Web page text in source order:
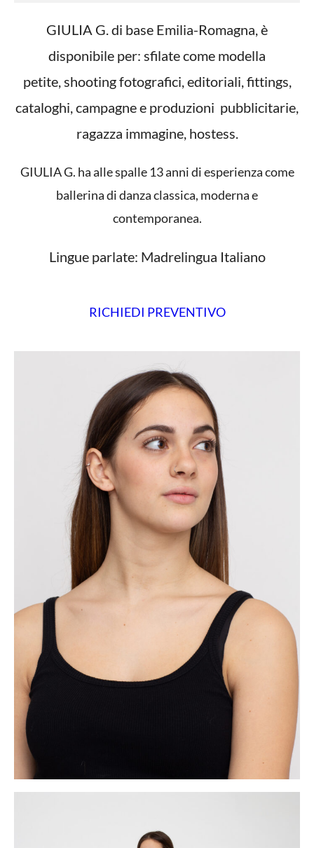
GIULIA G. di base Emilia-Romagna, è
disponibile per: sfilate come modella
petite, shooting fotografici, editoriali, fittings,
cataloghi, campagne e produzioni pubblicitarie,
ragazza immagine, hostess.
GIULIA G. ha alle spalle 13 anni di esperienza come
ballerina di danza classica, moderna e
contemporanea.
Lingue parlate: Madrelingua Italiano
RICHIEDI PREVENTIVO